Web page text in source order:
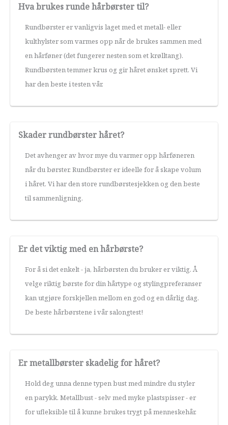
Hva brukes runde hårbørster til?
Rundbørster er vanligvis laget med et metall- eller
kulthylster som varmes opp når de brukes sammen med
en hårføner (det fungerer nesten som et krølltang).
Rundbørsten temmer krus og gir håret ønsket sprett. Vi
har den beste i testen vår.
Skader rundbørster håret?
Det avhenger av hvor mye du varmer opp hårføneren
når du børster. Rundbørster er ideelle for å skape volum
i håret. Vi har den store rundbørstesjekken og den beste
til sammenligning.
Er det viktig med en hårbørste?
For å si det enkelt - ja, hårbørsten du bruker er viktig. Å
velge riktig børste for din hårtype og stylingpreferanser
kan utgjøre forskjellen mellom en god og en dårlig dag.
De beste hårbørstene i vår salongtest!
Er metallbørster skadelig for håret?
Hold deg unna denne typen bust med mindre du styler
en parykk. Metallbust - selv med myke plastspisser - er
for ufleksible til å kunne brukes trygt på menneskehår.